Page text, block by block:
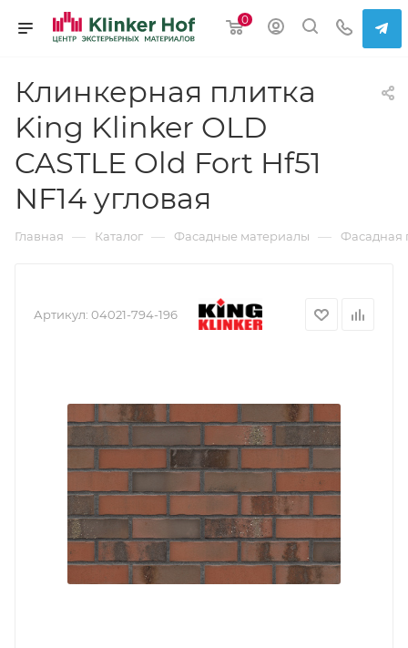
0
Клинкерная плитка
King Klinker OLD
CASTLE Old Fort Hf51
NF14 угловая
Главная — Каталог — Фасадные материалы — Фасадная
Артикул: 04021-794-196